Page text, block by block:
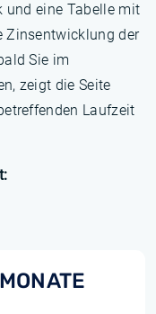
und eine Tabelle mit
Zinsentwicklung der
Sie im
zeigt die Seite
Laufzeit